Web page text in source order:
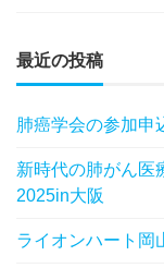
最近の投稿
肺癌学会の参加申
新時代の肺がん医
2025in大阪
ライオンハート岡